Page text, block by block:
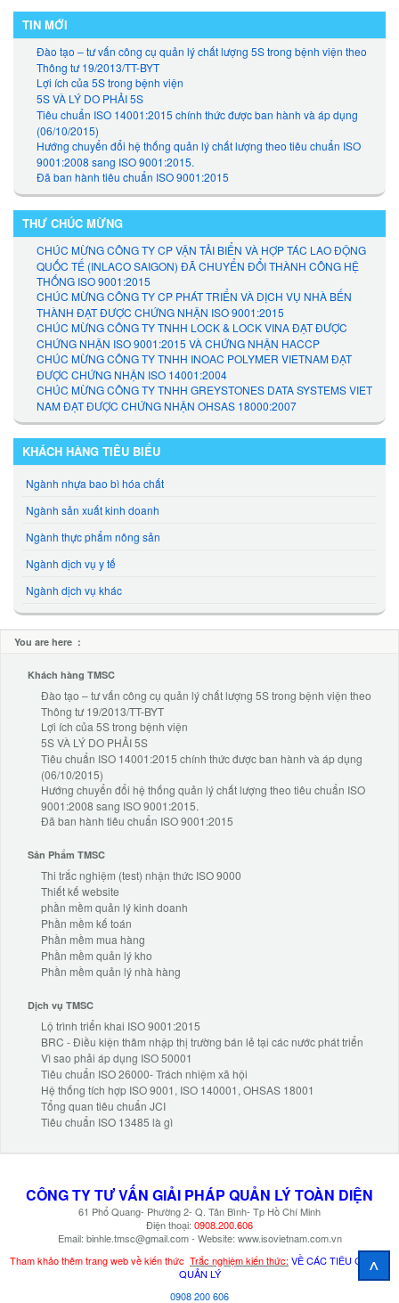
TIN MỚI
Đào tạo – tư vấn công cụ quản lý chất lượng 5S trong bệnh viện theo
Thông tư 19/2013/TT-BYT
Lợi ích của 5S trong bệnh viện
5S VÀ LÝ DO PHẢI 5S
Tiêu chuẩn ISO 14001:2015 chính thức được ban hành và áp dụng
(06/10/2015)
Hướng chuyển đổi hệ thống quản lý chất lượng theo tiêu chuẩn ISO
9001:2008 sang ISO 9001:2015.
Đã ban hành tiêu chuẩn ISO 9001:2015
THƯ CHÚC MỪNG
CHÚC MỪNG CÔNG TY CP VẬN TẢI BIỂN VÀ HỢP TÁC LAO ĐỘNG
QUỐC TẾ (INLACO SAIGON) ĐÃ CHUYỂN ĐỔI THÀNH CÔNG HỆ
THỐNG ISO 9001:2015
CHÚC MỪNG CÔNG TY CP PHÁT TRIỂN VÀ DỊCH VỤ NHÀ BẾN
THÀNH ĐẠT ĐƯỢC CHỨNG NHẬN ISO 9001:2015
CHÚC MỪNG CÔNG TY TNHH LOCK & LOCK VINA ĐẠT ĐƯỢC
CHỨNG NHẬN ISO 9001:2015 VÀ CHỨNG NHẬN HACCP
CHÚC MỪNG CÔNG TY TNHH INOAC POLYMER VIETNAM ĐẠT
ĐƯỢC CHỨNG NHẬN ISO 14001:2004
CHÚC MỪNG CÔNG TY TNHH GREYSTONES DATA SYSTEMS VIET
NAM ĐẠT ĐƯỢC CHỨNG NHẬN OHSAS 18000:2007
KHÁCH HÀNG TIÊU BIỂU
Ngành nhựa bao bì hóa chất
Ngành sản xuất kinh doanh
Ngành thực phẩm nông sản
Ngành dịch vụ y tế
Ngành dịch vụ khác
You are here :
Khách hàng TMSC
Đào tạo – tư vấn công cụ quản lý chất lượng 5S trong bệnh viện theo
Thông tư 19/2013/TT-BYT
Lợi ích của 5S trong bệnh viện
5S VÀ LÝ DO PHẢI 5S
Tiêu chuẩn ISO 14001:2015 chính thức được ban hành và áp dụng
(06/10/2015)
Hướng chuyển đổi hệ thống quản lý chất lượng theo tiêu chuẩn ISO
9001:2008 sang ISO 9001:2015.
Đã ban hành tiêu chuẩn ISO 9001:2015
Sản Phẩm TMSC
Thi trắc nghiệm (test) nhận thức ISO 9000
Thiết kế website
phần mềm quản lý kinh doanh
Phần mềm kế toán
Phần mềm mua hàng
Phần mềm quản lý kho
Phần mềm quản lý nhà hàng
Dịch vụ TMSC
Lộ trình triển khai ISO 9001:2015
BRC - Điều kiện thâm nhập thị trường bán lẻ tại các nước phát triển
Vì sao phải áp dụng ISO 50001
Tiêu chuẩn ISO 26000- Trách nhiệm xã hội
Hệ thống tích hợp ISO 9001, ISO 140001, OHSAS 18001
Tổng quan tiêu chuẩn JCI
Tiêu chuẩn ISO 13485 là gì
CÔNG TY TƯ VẤN GIẢI PHÁP QUẢN LÝ TOÀN DIỆN
61 Phổ Quang- Phường 2- Q. Tân Bình- Tp Hồ Chí Minh
Điện thoại: 0908.200.606
Email: binhle.tmsc@gmail.com - Website: www.isovietnam.com.vn
Tham khảo thêm trang web về kiến thức Trắc nghiệm kiến thức: VỀ CÁC TIÊU CHUẨN
QUẢN LÝ
0908 200 606
^